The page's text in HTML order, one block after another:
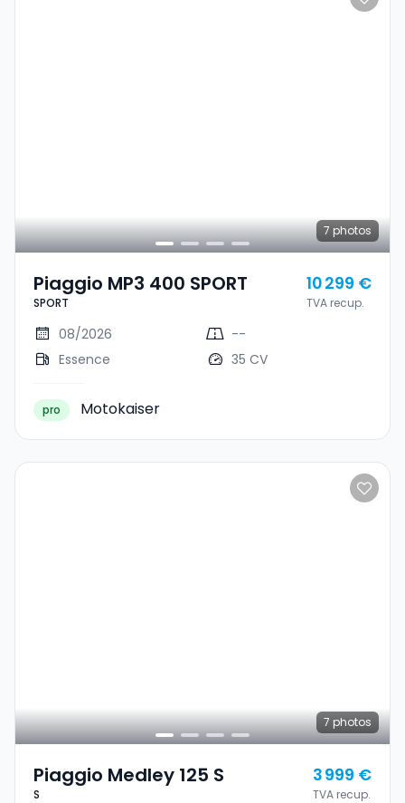
7 photos
Piaggio MP3 400 SPORT
SPORT
10 299 €
TVA recup.
08/2026
--
Essence
35 CV
pro Motokaiser
7 photos
Piaggio Medley 125 S
S
3 999 €
TVA recup.